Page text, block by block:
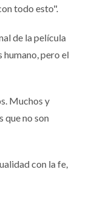
todo esto".
de la película
humano, pero el
Muchos y
que no son
con la fe,